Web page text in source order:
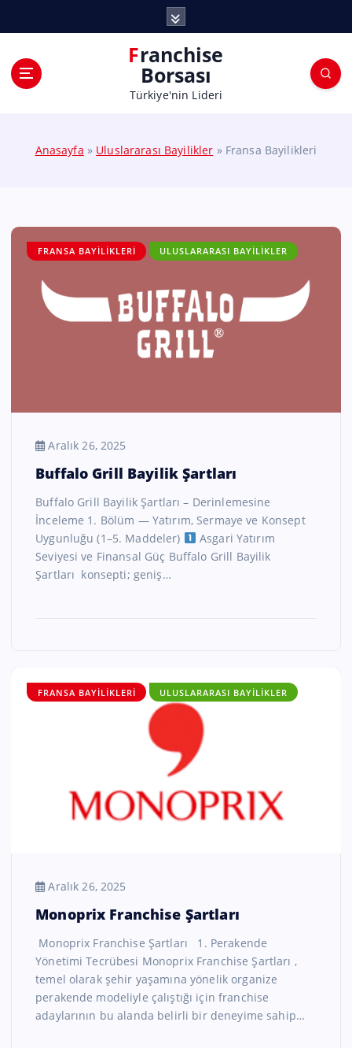
Franchise
Borsası
Türkiye'nin Lideri
Anasayfa » Uluslararası Bayilikler » Fransa Bayilikleri
FRANSA BAYILIKLERI ULUSLARARASI BAYILIKLER
Aralık 26, 2025
Buffalo Grill Bayilik Şartları
Buffalo Grill Bayilik Şartları – Derinlemesine
İnceleme 1. Bölüm — Yatırım, Sermaye ve Konsept
Uygunluğu (1–5. Maddeler)
Asgari Yatırım
Seviyesi ve Finansal Güç Buffalo Grill Bayilik
Şartları konsepti; geniş…
FRANSA BAYILIKLERI ULUSLARARASI BAYILIKLER
Aralık 26, 2025
Monoprix Franchise Şartları
Monoprix Franchise Şartları 1. Perakende
Yönetimi Tecrübesi Monoprix Franchise Şartları ,
temel olarak şehir yaşamına yönelik organize
perakende modeliyle çalıştığı için franchise
adaylarının bu alanda belirli bir deneyime sahip…